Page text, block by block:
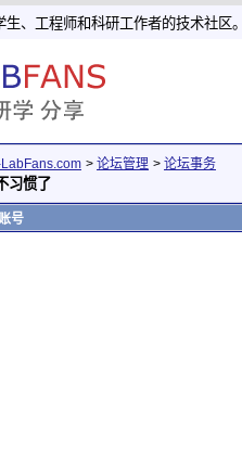
生、工程师和科研工作者的技术社区
> 论坛管理 > 论坛事务
习惯了
号